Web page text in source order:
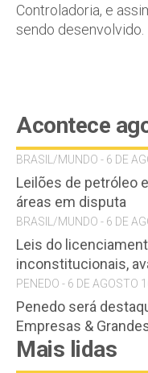
Controladoria, e
sendo desenvolvido.
Acontece
BRASIL/MUNDO - 6 DE
Leilões de petróleo
áreas em disputa
BRASIL/MUNDO - 6 DE
Leis do
inconstitucionais,
PENEDO - 6 DE AGOSTO
Penedo será
Empresas &
Mais lidas